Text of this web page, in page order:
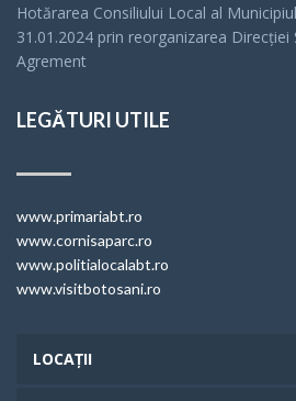
Hotărarea Consiliului Local al
31.01.2024 prin reorganizarea Direcției
Agrement
LEGĂTURI UTILE
www.primariabt.ro
www.cornisaparc.ro
www.politialocalabt.ro
www.visitbotosani.ro
LOCAȚII